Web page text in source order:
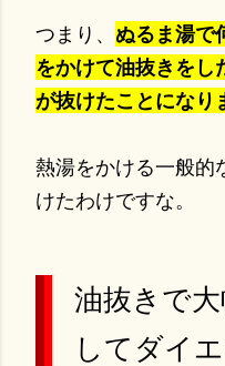
つまり、 ぬるま湯で
をかけて油抜きをし
が抜けたことになり
熱湯をかける一般的
けたわけですな。
油抜きで
してダイ